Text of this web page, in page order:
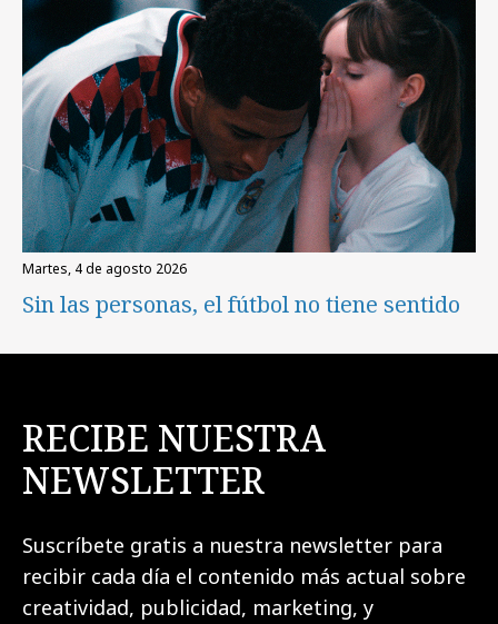
martes, 4 de agosto 2026
Sin las personas, el fútbol no tiene sentido
RECIBE NUESTRA
NEWSLETTER
Suscríbete gratis a nuestra newsletter para
recibir cada día el contenido más actual sobre
creatividad, publicidad, marketing, y